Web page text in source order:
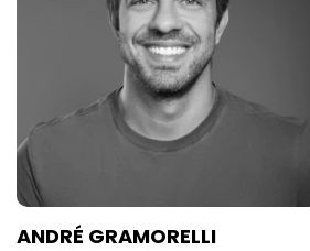
ANDRÉ GRAMORELLI